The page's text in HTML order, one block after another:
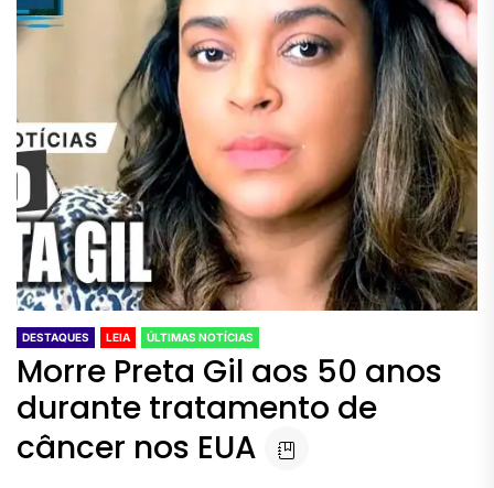
DESTAQUES LEIA ÚLTIMAS NOTÍCIAS
Morre Preta Gil aos 50 anos
durante tratamento de
câncer nos EUA